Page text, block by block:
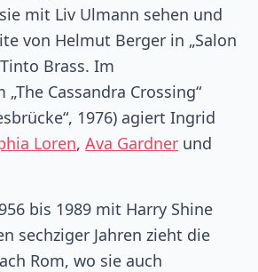
mit Liv Ulmann sehen und
von Helmut Berger in „Salon
Brass. Im
Cassandra Crossing“
1976) agiert Ingrid
Loren, Ava Gardner und
bis 1989 mit Harry Shine
sechziger Jahren zieht die
Rom, wo sie auch